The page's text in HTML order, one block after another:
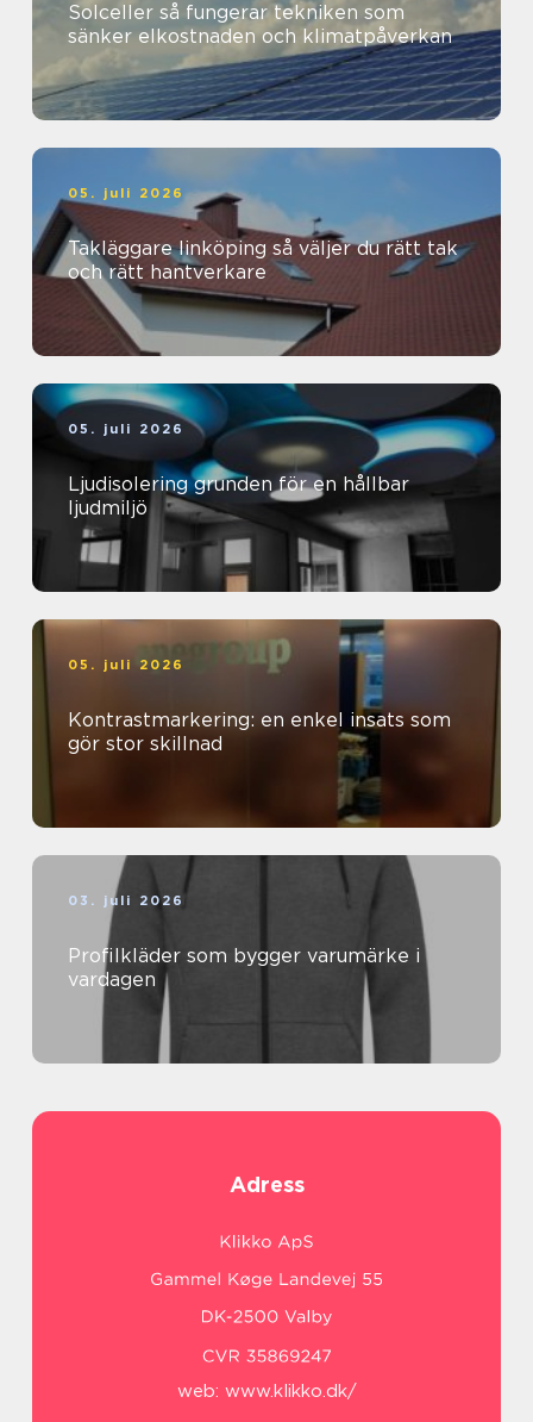
Solceller så fungerar tekniken som
sänker elkostnaden och klimatpåverkan
05. juli 2026
Takläggare linköping så väljer du rätt tak
och rätt hantverkare
05. juli 2026
Ljudisolering grunden för en hållbar
ljudmiljö
05. juli 2026
Kontrastmarkering: en enkel insats som
gör stor skillnad
03. juli 2026
Profilkläder som bygger varumärke i
vardagen
Adress
web: www.klikko.dk/